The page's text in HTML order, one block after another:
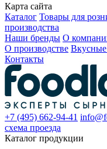
Карта сайта
Каталог Товары для
производства
Наши бренды О
О производстве
Контакты
+7 (495) 662-94-41
схема проезда
Каталог продукции